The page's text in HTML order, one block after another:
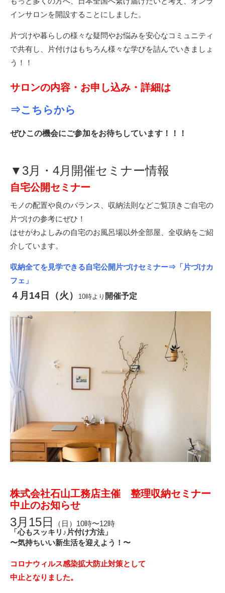
インサロンを開設することにしました。
片づけや暮らしの様々な疑問やお悩みを安心なコミュニティ
で共有し、片付けはもちろん様々な学びを詰んでいきましょ
う！！
サロンの内容・お申し込み・詳細は
⇒こちらから
ぜひこの機会にご参加をお待ちしています！！！
▼3月・ 4月開催セミナー情報
自宅公開セミナー
モノの配置や良のバランス、収納法則などご覧頂きご自宅の
片づけの参考にぜひ！
はせがわよしみの自宅のお風呂場以外全部屋、全収納をご紹
介しています。
収納全てを見学できる自宅公開片づけセミナー⇒ 「片づけカ
フェ」
４月14 日（火） 10時より 開催予定
株式会社石山工務店主催 整理収納セミナー
中止のお知らせ
3月 15日
（日）10時〜12時
「心もスッキリ♪片付け方法」
〜気持ちいい新生活を迎えよう！〜
コロナウィルス感染拡大防止対策として
中止となりました。